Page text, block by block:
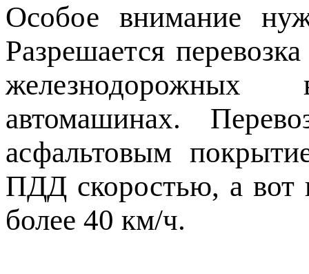
Особое внимание
Разрешается
железнодорожных
автомашинах.
асфальтовым
ПДД скоростью, а вот
более 40 км/ч.